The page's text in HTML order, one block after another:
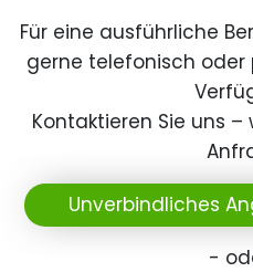
Für eine ausführliche
gerne telefonisch oder
Kontaktieren Sie uns
Unverbindliches
-